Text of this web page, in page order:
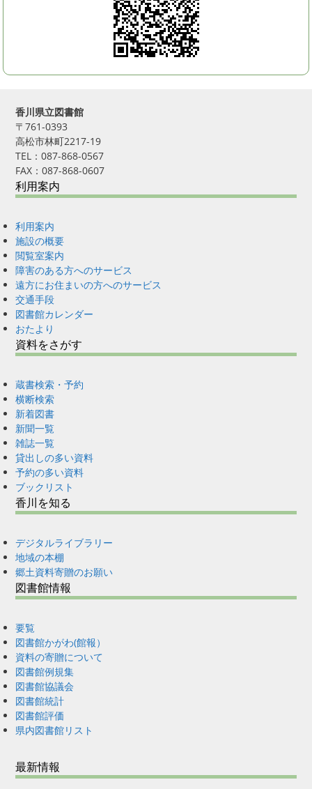
香川県立図書館
〒761-0393
高松市林町2217-19
TEL：087-868-0567
FAX：087-868-0607
利用案内
利用案内
施設の概要
閲覧室案内
障害のある方へのサービス
遠方にお住まいの方へのサービス
交通手段
図書館カレンダー
おたより
資料をさがす
蔵書検索・予約
横断検索
新着図書
新聞一覧
雑誌一覧
貸出しの多い資料
予約の多い資料
ブックリスト
香川を知る
デジタルライブラリー
地域の本棚
郷土資料寄贈のお願い
図書館情報
要覧
図書館かがわ(館報）
資料の寄贈について
図書館例規集
図書館協議会
図書館統計
図書館評価
県内図書館リスト
最新情報